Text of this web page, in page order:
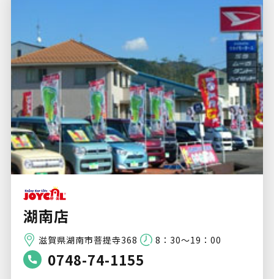
湖南店
滋賀県湖南市菩提寺368 8：30～19：00
0748-74-1155